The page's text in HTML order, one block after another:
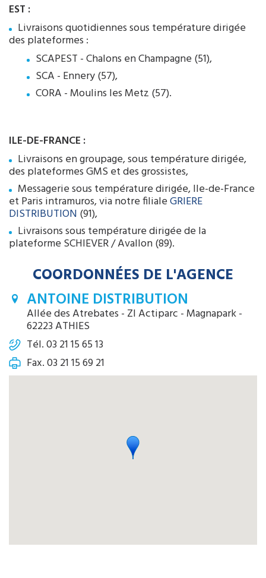
EST :
Livraisons quotidiennes sous température dirigée
des plateformes :
SCAPEST - Chalons en Champagne (51),
SCA - Ennery (57),
CORA - Moulins les Metz (57).
ILE-DE-FRANCE :
Livraisons en groupage, sous température dirigée,
des plateformes GMS et des grossistes,
Messagerie sous température dirigée, Ile-de-France
et Paris intramuros, via notre filialeGRIERE
DISTRIBUTION (91),
Livraisons sous température dirigée de la
plateforme SCHIEVER / Avallon (89).
COORDONNÉES DE L'AGENCE
ANTOINE DISTRIBUTION
Allée des Atrebates - ZI Actiparc - Magnapark -
62223 ATHIES
Tél. 03 21 15 65 13
Fax. 03 21 15 69 21